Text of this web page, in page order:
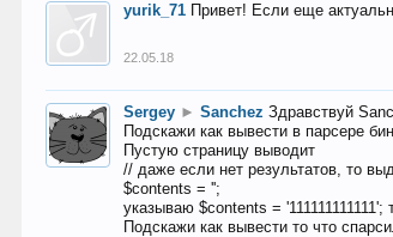
yurik_71 Привет! Если еще
22.05.18
Sergey ► Sanchez Здравствуй
Подскажи как вывести в парсере
Пустую страницу выводит
// даже если нет результатов, то
$contents = '';
указываю $contents =
Подскажи как вывести то что